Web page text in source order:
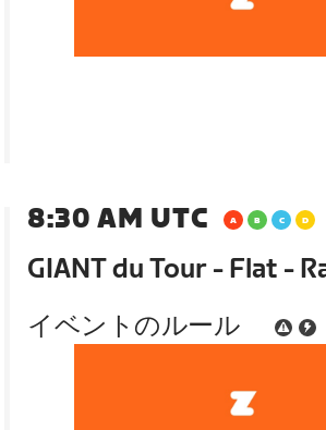
8:30 AM UTC
GIANT du Tour - Flat -
イベントのルール